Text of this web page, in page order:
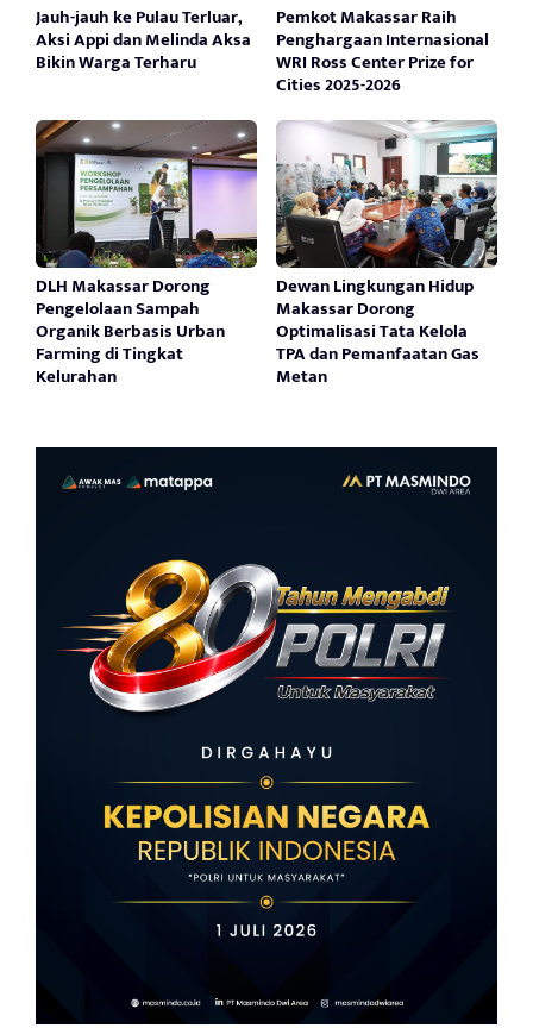
Jauh-jauh ke Pulau Terluar,
Aksi Appi dan Melinda Aksa
Bikin Warga Terharu
Pemkot Makassar Raih
Penghargaan Internasional
WRI Ross Center Prize for
Cities 2025-2026
DLH Makassar Dorong
Pengelolaan Sampah
Organik Berbasis Urban
Farming di Tingkat
Kelurahan
Dewan Lingkungan Hidup
Makassar Dorong
Optimalisasi Tata Kelola
TPA dan Pemanfaatan Gas
Metan